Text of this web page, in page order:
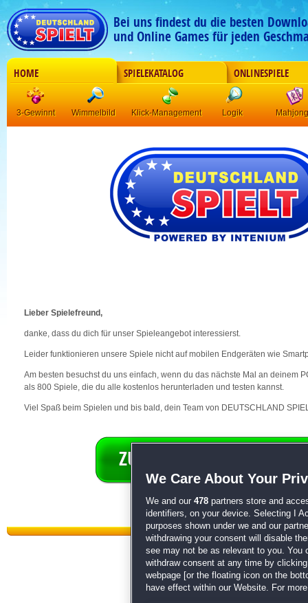
Bei uns findest du die besten
und Online Games für jeden
HOME SPIELEKATALOG ONLINESPIELE
3-Gewinnt Wimmelbild Klick-Management Logik Mahjong
Lieber Spielefreund,
danke, dass du dich für unser Spieleangebot interessierst.
Leider funktionieren unsere Spiele nicht auf mobilen Endgeräten wie
Am besten besuchst du uns einfach, wenn du das nächste Mal an deinem
als 800 Spiele, die du alle kostenlos herunterladen und testen kannst.
Viel Spaß beim Spielen und bis bald, dein Team von DEUTSCHLAND
Datenschutz| AGB|Impressum
We Care About Your
We and our 478 partners store and
identifiers, on your device. Selecting I
purposes shown under we and our
withdrawing your consent will disable
see may not be as relevant to you. You
withdraw consent at any time by
webpage [or the floating icon on the
have effect within our Website. For